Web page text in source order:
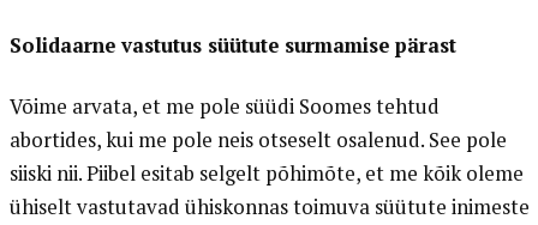
Solidaarne vastutus süütute surmamise pärast
Võime arvata, et me pole süüdi Soomes tehtud
abortides, kui me pole neis otseselt osalenud. See pole
siiski nii. Piibel esitab selgelt põhimõte, et me kõik oleme
ühiselt vastutavad ühiskonnas toimuva süütute inimeste